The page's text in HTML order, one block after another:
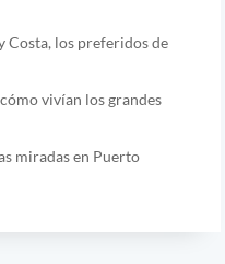
Costa, los preferidos de
vivían los grandes
miradas en Puerto